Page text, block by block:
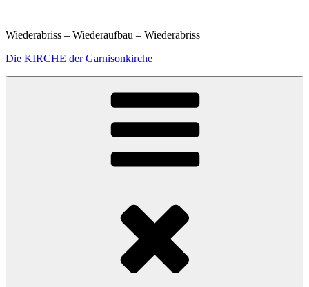
Inhalt
Wiederabriss – Wiederaufbau – Wiederabriss
Die KIRCHE der Garnisonkirche